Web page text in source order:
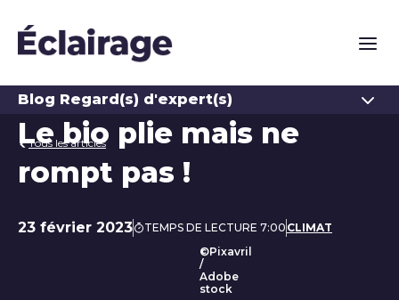
Blog Regard(s) d'expert(s)
Tous les articles
Le bio plie mais ne
rompt pas !
Date de publication
23 février 2023 TEMPS DE LECTURE 7:00 CLIMAT
©Pixavril
/
Adobe
stock